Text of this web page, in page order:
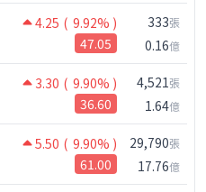
4.25 ( 9.92% )
47.05
333張
0.16億
3.30 ( 9.90% )
36.60
4,521張
1.64億
5.50 ( 9.90% )
61.00
29,790張
17.76億